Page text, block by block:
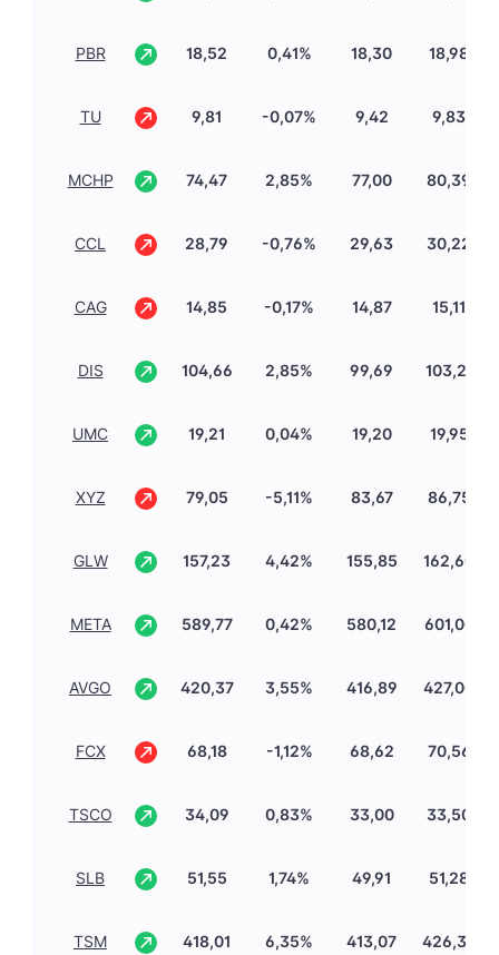
PBR 18,52 0,41% 18,30 18,98
TU 9,81 -0,07% 9,42 9,83
MCHP 74,47 2,85% 77,00 80,39
CCL 28,79 -0,76% 29,63 30,22
CAG 14,85 -0,17% 14,87 15,11
DIS 104,66 2,85% 99,69 103,21
UMC 19,21 0,04% 19,20 19,95
XYZ 79,05 -5,11% 83,67 86,75
GLW 157,23 4,42% 155,85 162,60
META 589,77 0,42% 580,12 601,00
AVGO 420,37 3,55% 416,89 427,00
FCX 68,18 -1,12% 68,62 70,56
TSCO 34,09 0,83% 33,00 33,50
SLB 51,55 1,74% 49,91 51,28
TSM 418,01 6,35% 413,07 426,30